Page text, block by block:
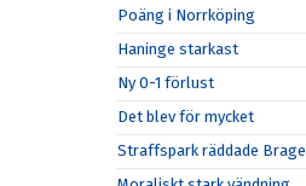
Poäng i Norrköping
Haninge starkast
Ny 0-1 förlust
Det blev för mycket
Straffspark räddade Brage